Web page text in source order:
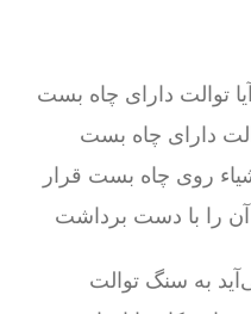
توالت دارای چاه بست
دارای چاه بست
روی چاه بست قرار
را با دست برداشت
به سنگ توالت